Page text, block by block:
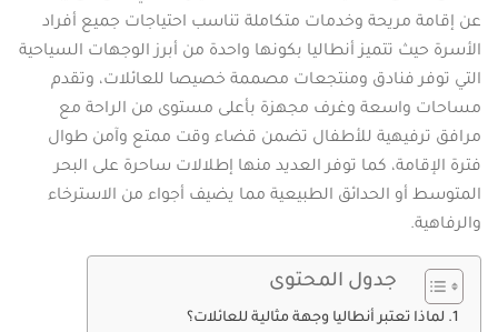
عن إقامة مريحة وخدمات متكاملة تناسب احتياجات جميع أفراد
الأسرة حيث تتميز أنطاليا بكونها واحدة من أبرز الوجهات السياحية
التي توفر فنادق ومنتجعات مصممة خصيصا للعائلات، وتقدم
مساحات واسعة وغرف مجهزة بأعلى مستوى من الراحة مع
مرافق ترفيهية للأطفال تضمن قضاء وقت ممتع وآمن طوال
فترة الإقامة، كما توفر العديد منها إطلالات ساحرة على البحر
المتوسط أو الحدائق الطبيعية مما يضيف أجواء من الاسترخاء
والرفاهية.
جدول المحتوى
لماذا تعتبر أنطاليا وجهة مثالية للعائلات؟